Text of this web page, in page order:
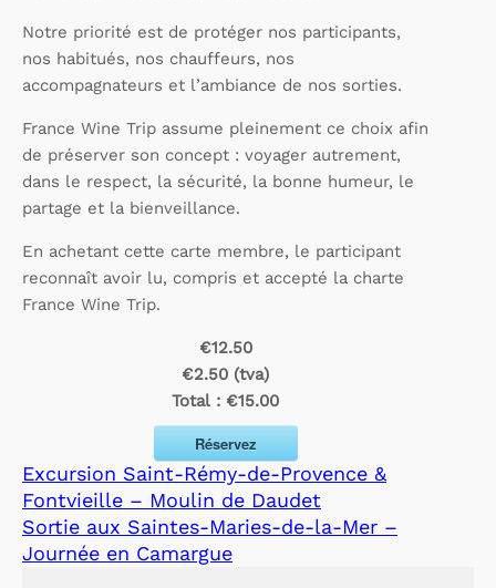
Notre priorité est de protéger nos participants,
nos habitués, nos chauffeurs, nos
accompagnateurs et l’ambiance de nos sorties.
France Wine Trip assume pleinement ce choix afin
de préserver son concept : voyager autrement,
dans le respect, la sécurité, la bonne humeur, le
partage et la bienveillance.
En achetant cette carte membre, le participant
reconnaît avoir lu, compris et accepté la charte
France Wine Trip.
€12.50
€2.50 (tva)
Total : €15.00
Réservez
Excursion Saint-Rémy-de-Provence &
Fontvieille – Moulin de Daudet
Sortie aux Saintes-Maries-de-la-Mer –
Journée en Camargue